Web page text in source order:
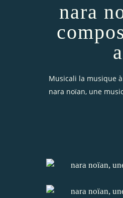
nara
Musicali la musique
nara noïan, une